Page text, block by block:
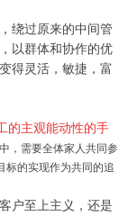
绕过原来的中间管
以群体和协作的优
得灵活，敏捷，富
的主观能动性的手
，需要全体家人共同参
标的实现作为共同的追
户至上主义，还是